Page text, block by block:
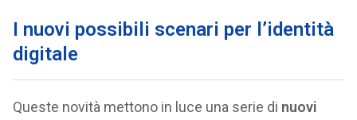
I nuovi possibili scenari per l’identità
digitale
Queste novità mettono in luce una serie di nuovi